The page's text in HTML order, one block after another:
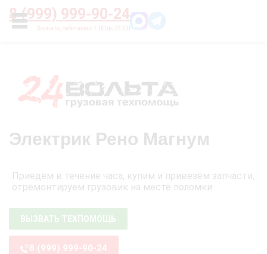
8 (999) 999-90-24
УСЛУГИ
Главная О нас Цены
Электрик Рено Магнум
Приедем в течение часа, купим и привезём запчасти,
отремонтируем грузовик на месте поломки
ВЫЗВАТЬ ТЕХПОМОЩЬ
8 (999) 999-90-24